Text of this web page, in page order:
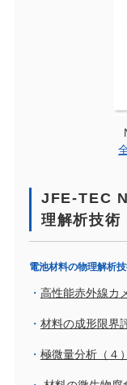
JFE-TEC
理解析技術
電池材料の物理解析技
高性能赤外線カ
材料の成形限界
極微量分析（４）